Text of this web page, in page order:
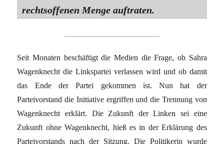
rechtsoffenen Menge auftraten.
Seit Monaten beschäftigt die Medien die Frage, ob Sahra
Wagenknecht die Linkspartei verlassen wird und ob damit
das Ende der Partei gekommen ist. Nun hat der
Parteivorstand die Initiative ergriffen und die Trennung von
Wagenknecht erklärt. Die Zukunft der Linken sei eine
Zukunft ohne Wagenknecht, hieß es in der Erklärung des
Parteivorstands nach der Sitzung. Die Politikerin wurde